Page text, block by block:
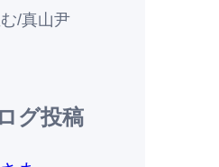
/真山尹
グ投稿